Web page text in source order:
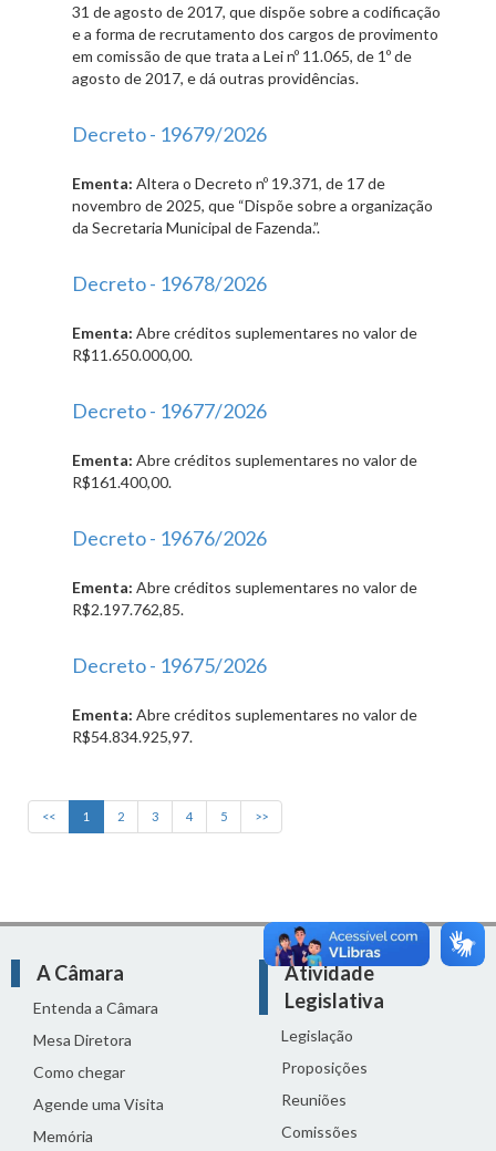
31 de agosto de 2017, que dispõe sobre a codificação
e a forma de recrutamento dos cargos de provimento
em comissão de que trata a Lei nº 11.065, de 1º de
agosto de 2017, e dá outras providências.
Decreto - 19679/2026
Ementa: Altera o Decreto nº 19.371, de 17 de
novembro de 2025, que “Dispõe sobre a organização
da Secretaria Municipal de Fazenda.”.
Decreto - 19678/2026
Ementa: Abre créditos suplementares no valor de
R$11.650.000,00.
Decreto - 19677/2026
Ementa: Abre créditos suplementares no valor de
R$161.400,00.
Decreto - 19676/2026
Ementa: Abre créditos suplementares no valor de
R$2.197.762,85.
Decreto - 19675/2026
Ementa: Abre créditos suplementares no valor de
R$54.834.925,97.
<< 1 2 3 4 5 >>
A Câmara
Entenda a Câmara
Mesa Diretora
Como chegar
Agende uma Visita
Memória
Atividade
Legislativa
Legislação
Proposições
Reuniões
Comissões